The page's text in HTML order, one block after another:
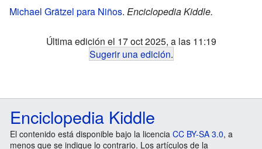
Michael Grätzel para Niños. Enciclopedia Kiddle.
Última edición el 17 oct 2025, a las 11:19
Sugerir una edición.
Enciclopedia Kiddle
El contenido está disponible bajo la licencia CC BY-SA 3.0, a
menos que se indique lo contrario. Los artículos de la